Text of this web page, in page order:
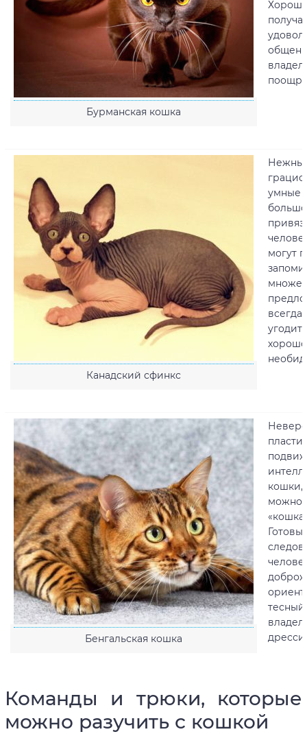
Бурманская кошка
Канадский сфинкс
умные
могут
Бенгальская кошка
кошки,
можно
Готовы
тесный
Команды и трюки, которые
можно разучить с кошкой